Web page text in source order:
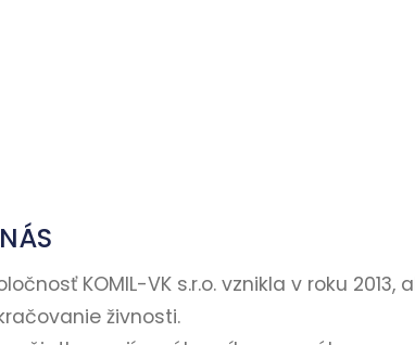
KOMIL-VK s.r.o. vznikla v roku 2013,
živnosti.